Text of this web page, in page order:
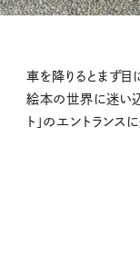
車を降りるとまず目
絵本の世界に迷い
ト」のエントランス